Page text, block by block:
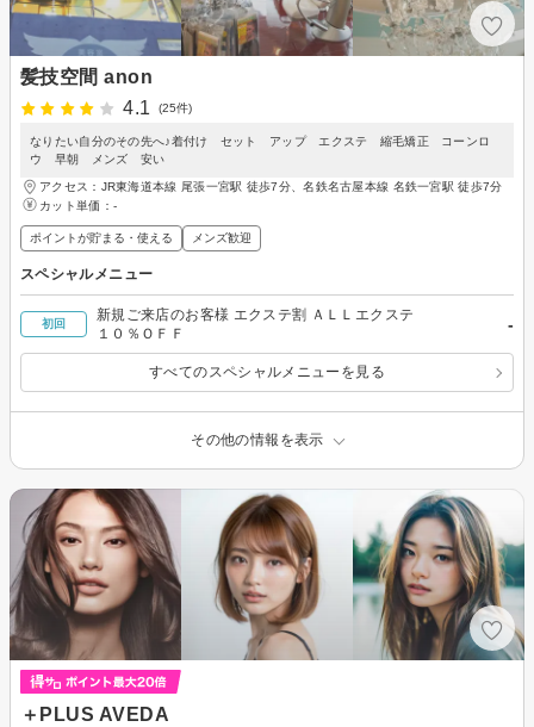
髪技空間 anon
4.1
(25件)
なりたい自分のその先へ♪着付け セット アップ エクステ 縮毛矯正 コーンロ
ウ 早朝 メンズ 安い
アクセス：JR東海道本線 尾張一宮駅 徒歩7分、名鉄名古屋本線 名鉄一宮駅 徒歩7分
カット単価： -
ポイントが貯まる・使える メンズ歓迎
スペシャルメニュー
初回
新規ご来店のお客様 エクステ割 ＡＬＬエクステ
１０％ＯＦＦ
-
すべてのスペシャルメニューを見る
その他の情報を表示
＋PLUS AVEDA